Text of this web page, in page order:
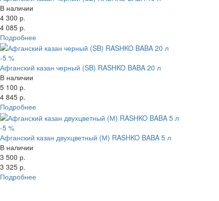
В наличии
4 300 р.
4 085 р.
Подробнее
-5 %
Афганский казан черный (SB) RASHKO BABA 20 л
В наличии
5 100 р.
4 845 р.
Подробнее
-5 %
Афганский казан двухцветный (М) RASHKO BABA 5 л
В наличии
3 500 р.
3 325 р.
Подробнее